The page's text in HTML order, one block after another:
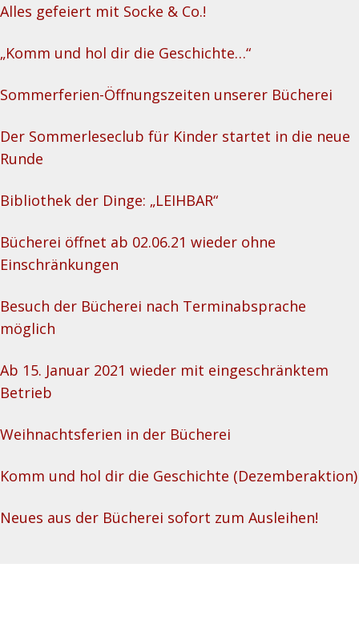
Alles gefeiert mit Socke & Co.!
„Komm und hol dir die Geschichte…“
Sommerferien-Öffnungszeiten unserer Bücherei
Der Sommerleseclub für Kinder startet in die neue
Runde
Bibliothek der Dinge: „LEIHBAR“
Bücherei öffnet ab 02.06.21 wieder ohne
Einschränkungen
Besuch der Bücherei nach Terminabsprache
möglich
Ab 15. Januar 2021 wieder mit eingeschränktem
Betrieb
Weihnachtsferien in der Bücherei
Komm und hol dir die Geschichte (Dezemberaktion)
Neues aus der Bücherei sofort zum Ausleihen!